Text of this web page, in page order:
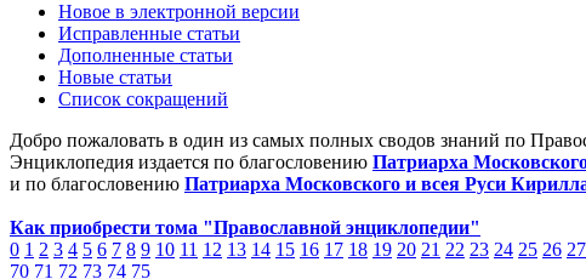
Новое в электронной версии
Исправленные статьи
Дополненные статьи
Новые статьи
Список сокращений
Добро пожаловать в один из самых полных сводов знаний по
Энциклопедия издается по благословению Патриарха
и по благословению Патриарха Московского и всея Руси
Как приобрести тома "Православной энциклопедии"
0 1 2 3 4 5 6 7 8 9 10 11 12 13 14 15 16 17 18 19 20 21 22 23 24 25 26 27
70 71 72 73 74 75